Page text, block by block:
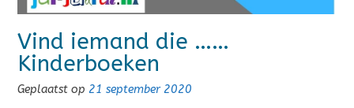
Vind iemand die ……
Kinderboeken
Geplaatst op 21 september 2020